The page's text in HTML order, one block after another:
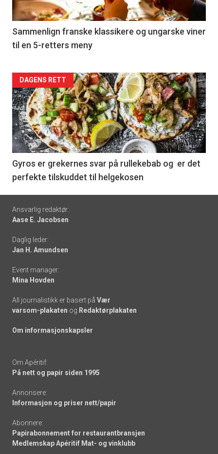
-
5
Sammenlign franske klassikere og ungarske viner
til en 5-retters meny
Forsiden
akkurat
nå
-
6
DAGENS RETT
Gyros er grekernes svar på rullekebab og er det
perfekte tilskuddet til helgekosen
Footer
-
links
Ansvarlig redaktør:
Aase E. Jacobsen
Daglig leder:
Jan H. Amundsen
Event manager:
Mina Hovden
All journalistikk er basert på Vær
varsom-plakaten og Redaktørplakaten
Om informasjonskapsler
Om Apéritif:
På nett og papir siden 1995
Annonsere:
Informasjon og priser nett/papir
Abonnere:
Papirabonnement for restaurantbransjen
Medlemskap Apéritif Mat- og vinklubb